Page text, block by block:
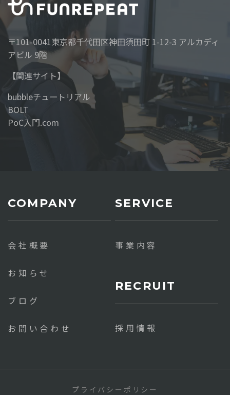
〒101-0041東京都千代田区神田須田町 1-12-3 アルカディ
アビル 9階
【関連サイト】
bubbleチュートリアル
BOLT
PoC入門.com
会社概要
お知らせ
ブログ
お問い合わせ
事業内容
採用情報
プライバシーポリシー